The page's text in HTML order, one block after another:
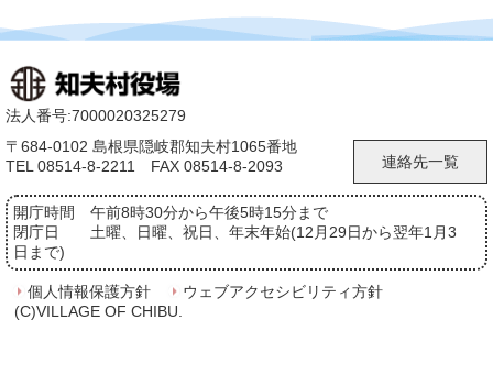
法人番号:7000020325279
〒684-0102 島根県隠岐郡知夫村1065番地
TEL 08514-8-2211 FAX 08514-8-2093
連絡先一覧
開庁時間
午前8時30分から午後5時15分まで
閉庁日
土曜、日曜、祝日、年末年始(12月29日から翌年1月3
日まで)
個人情報保護方針
ウェブアクセシビリティ方針
(C)VILLAGE OF CHIBU.